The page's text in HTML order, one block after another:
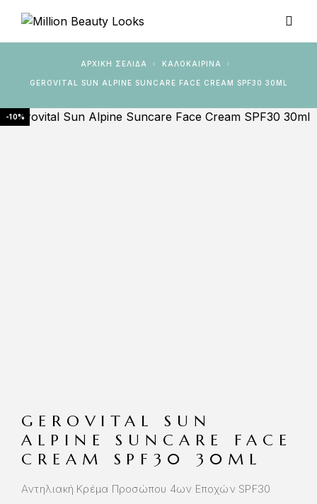
ΑΡΧΙΚΉ ΣΕΛΊΔΑ ΚΑΛΟΚΑΙΡΙΝΑ
GEROVITAL SUN ALPINE SUNCARE FACE CREAM SPF30 30ML
-10%
GEROVITAL SUN
ALPINE SUNCARE FACE
CREAM SPF30 30ML
Αντηλιακή Κρέμα Προσώπου 4ων Εποχών SPF30